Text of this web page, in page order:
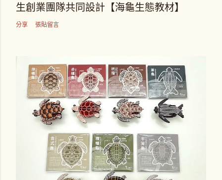
生創業團隊共同設計【海龜生態教材】
分享 張貼留言